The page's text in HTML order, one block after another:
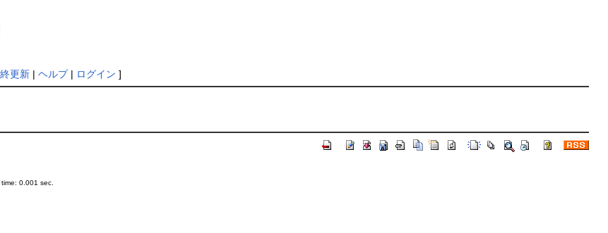
更新| ヘルプ| ログイン ]
0.001 sec.